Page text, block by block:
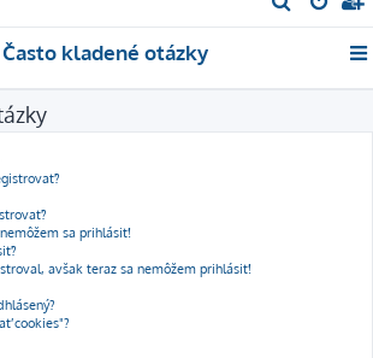
ľ
d
Často kladené otázky
sa prihlásiť!
avšak teraz sa nemôžem prihlásiť!
cookies"?